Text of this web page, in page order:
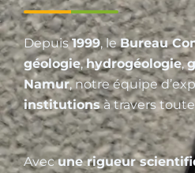
Depuis1999, leBureau
géologie,hydrogéologie,
Namur, notre équipe
institutionsà travers
Avecune rigueur